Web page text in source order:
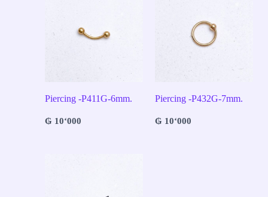
Piercing -P411G-6mm.
₲10‘000
Piercing -P432G-7mm.
₲10‘000